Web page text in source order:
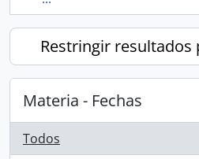
Restringir resultados
Materia - Fechas
Todos